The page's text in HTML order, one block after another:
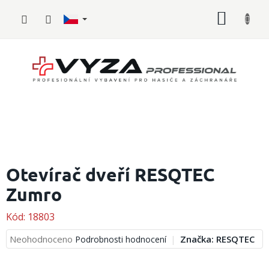
Požární
sport
vybavení
Otevírač dveří RESQTEC
Zumro
Kód: 18803
Průměrné
hodnocení
Neohodnoceno Podrobnosti hodnocení Značka: RESQTEC